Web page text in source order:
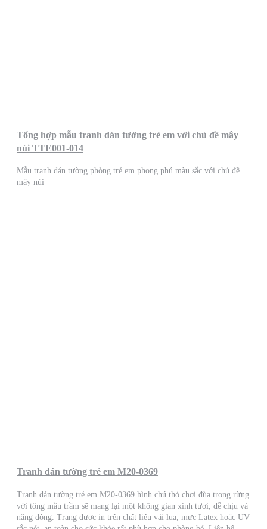
Tổng hợp mẫu tranh dán tường trẻ em với chủ đề mây
núi TTE001-014
Mẫu tranh dán tường phòng trẻ em phong phú màu sắc với chủ đề
mây núi
Tranh dán tường trẻ em M20-0369
Tranh dán tường trẻ em M20-0369 hình chú thỏ chơi đùa trong rừng
với tông mầu trầm sẽ mang lại một không gian xinh tươi, dễ chịu và
năng động. Trang được in trên chất liệu vải lụa, mực Latex hoặc UV